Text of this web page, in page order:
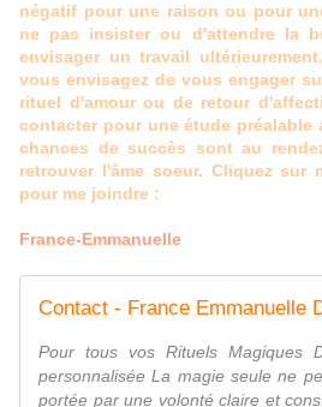
négatif pour une raison ou pour
ne pas insister ou d'attendre la
envisager un travail
vous envisagez de vous engager
rituel d'amour ou de retour
contacter pour une étude préalable
chances de succès sont au
retrouver l'âme soeur. Cliquez sur
pour me joindre :
France-Emmanuelle
Contact - France Emmanuelle
Pour tous vos Rituels Magiques
personnalisée La magie seule ne
portée par une volonté claire et